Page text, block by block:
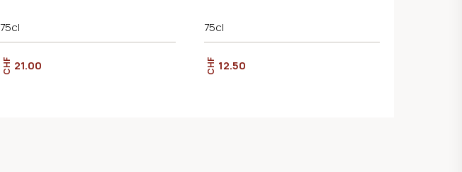
75cl
CHF 21.00
75cl
CHF 12.50